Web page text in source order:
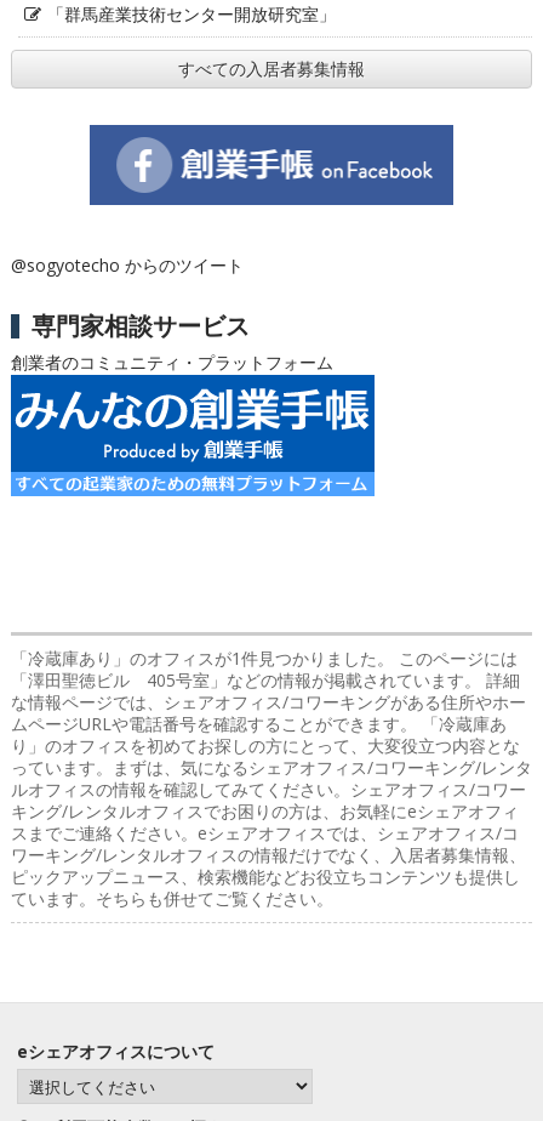
「群馬産業技術センター開放研究室」
すべての入居者募集情報
@sogyotecho からのツイート
専門家相談サービス
創業者のコミュニティ・プラットフォーム
「冷蔵庫あり」のオフィスが1件見つかりました。 このページには
「澤田聖徳ビル 405号室」などの情報が掲載されています。 詳細
な情報ページでは、シェアオフィス/コワーキングがある住所やホー
ムページURLや電話番号を確認することができます。 「冷蔵庫あ
り」のオフィスを初めてお探しの方にとって、大変役立つ内容とな
っています。まずは、気になるシェアオフィス/コワーキング/レンタ
ルオフィスの情報を確認してみてください。シェアオフィス/コワー
キング/レンタルオフィスでお困りの方は、お気軽にeシェアオフィ
スまでご連絡ください。eシェアオフィスでは、シェアオフィス/コ
ワーキング/レンタルオフィスの情報だけでなく、入居者募集情報、
ピックアップニュース、検索機能などお役立ちコンテンツも提供し
ています。そちらも併せてご覧ください。
eシェアオフィスについて